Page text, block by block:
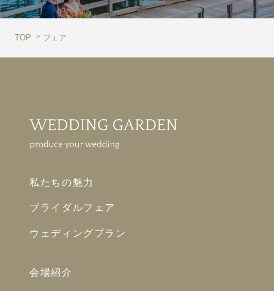
TOP フェア
私たちの魅力
ブライダルフェア
ウェディングプラン
会場紹介